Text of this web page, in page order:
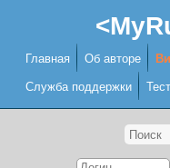
Главная Об авторе
Служба поддержки